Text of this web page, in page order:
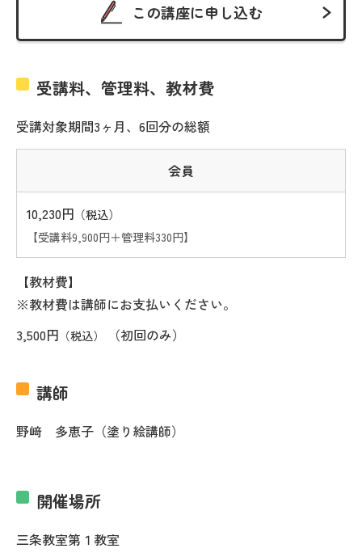
この講座に申し込む
受講料、管理料、教材費
受講対象期間3ヶ月、6回分の総額
会員
10,230円 （税込）
【受講料9,900円＋管理料330円】
【教材費】
※教材費は講師にお支払いください。
3,500円 （税込） （初回のみ）
講師
野﨑 多恵子（塗り絵講師）
開催場所
三条教室第１教室